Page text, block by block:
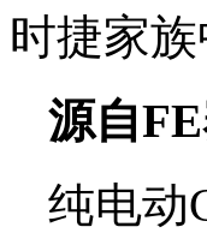
时捷家
源自
纯电动